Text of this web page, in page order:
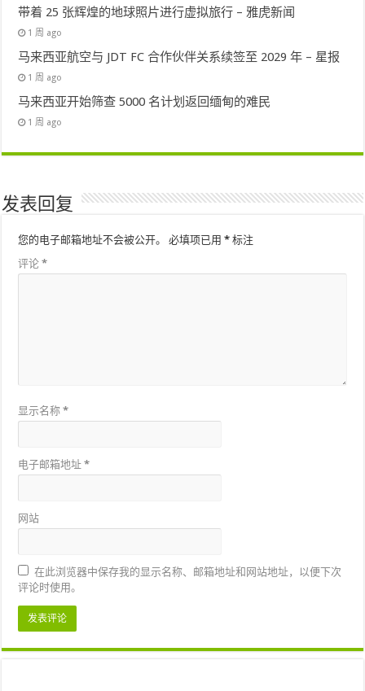
带着 25 张辉煌的地球照片进行虚拟旅行 – 雅虎新闻
1 周 ago
马来西亚航空与 JDT FC 合作伙伴关系续签至 2029 年 – 星报
1 周 ago
马来西亚开始筛查 5000 名计划返回缅甸的难民
1 周 ago
发表回复
您的电子邮箱地址不会被公开。 必填项已用* 标注
评论*
显示名称*
电子邮箱地址*
网站
在此浏览器中保存我的显示名称、邮箱地址和网站地址，以便下次
评论时使用。